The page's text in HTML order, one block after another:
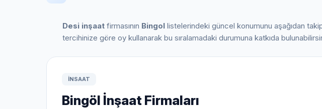
Desi inşaat firmasının Bingol listelerindeki güncel konumunu aşağıdan
tercihinize göre oy kullanarak bu sıralamadaki durumuna katkıda
INSAAT
Bingöl İnşaat Firmaları